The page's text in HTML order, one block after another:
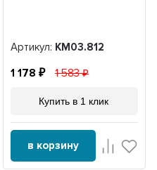
Артикул: KM03.812
1 178 1 583
Купить в 1 клик
в корзину